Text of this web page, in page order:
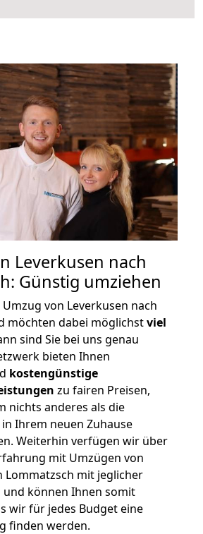
Leverkusen nach
Günstig umziehen
von Leverkusen nach
möchten dabei möglichstviel
sind Sie bei uns genau
bieten Ihnen
kostengünstige
zu fairen Preisen,
nichts anderes als die
Ihrem neuen Zuhause
Weiterhin verfügen wir über
mit Umzügen von
Lommatzsch mit jeglicher
können Ihnen somit
wir für jedes Budget eine
finden werden.